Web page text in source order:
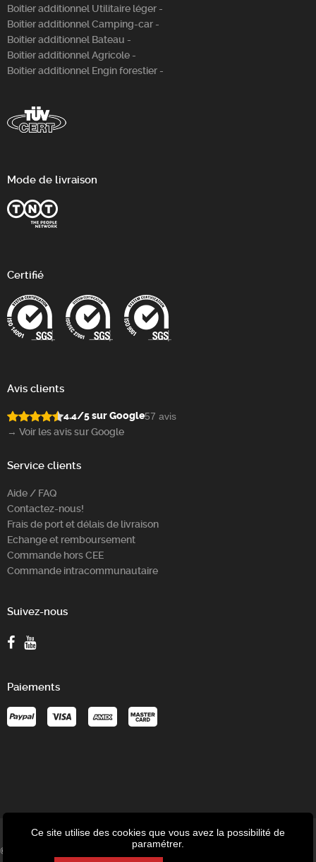
Boitier additionnel Utilitaire léger -
Boitier additionnel Camping-car -
Boitier additionnel Bateau -
Boitier additionnel Agricole -
Boitier additionnel Engin forestier -
Mode de livraison
Certifié
Avis clients
4.4/5 sur Google57 avis
→ Voir les avis sur Google
Service clients
Aide / FAQ
Contactez-nous!
Frais de port et délais de livraison
Echange et remboursement
Commande hors CEE
Commande intracommunautaire
Suivez-nous
Paiements
© P-Tronic - Speed-up SRL - Avenue des Tilleuls 8/1C - 4802
Ce site utilise des cookies que vous avez la possibilité de
paramétrer.